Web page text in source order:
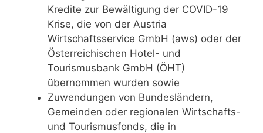
Kredite zur Bewältigung der COVID-19
Krise, die von der Austria
Wirtschaftsservice GmbH (aws) oder der
Österreichischen Hotel- und
Tourismusbank GmbH (ÖHT)
übernommen wurden sowie
Zuwendungen von Bundesländern,
Gemeinden oder regionalen Wirtschafts-
und Tourismusfonds, die in